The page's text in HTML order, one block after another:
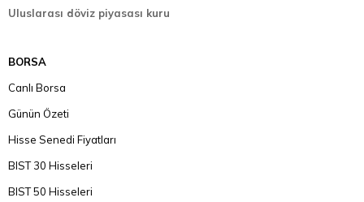
Uluslarası döviz piyasası kuru
BORSA
Canlı Borsa
Günün Özeti
Hisse Senedi Fiyatları
BIST 30 Hisseleri
BIST 50 Hisseleri